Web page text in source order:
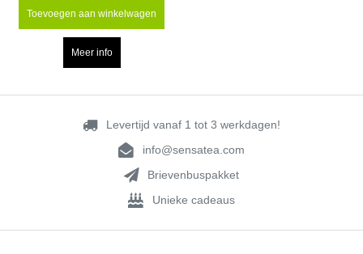
Toevoegen aan winkelwagen
Meer info
Levertijd vanaf 1 tot 3 werkdagen!
info@sensatea.com
Brievenbuspakket
Unieke cadeaus